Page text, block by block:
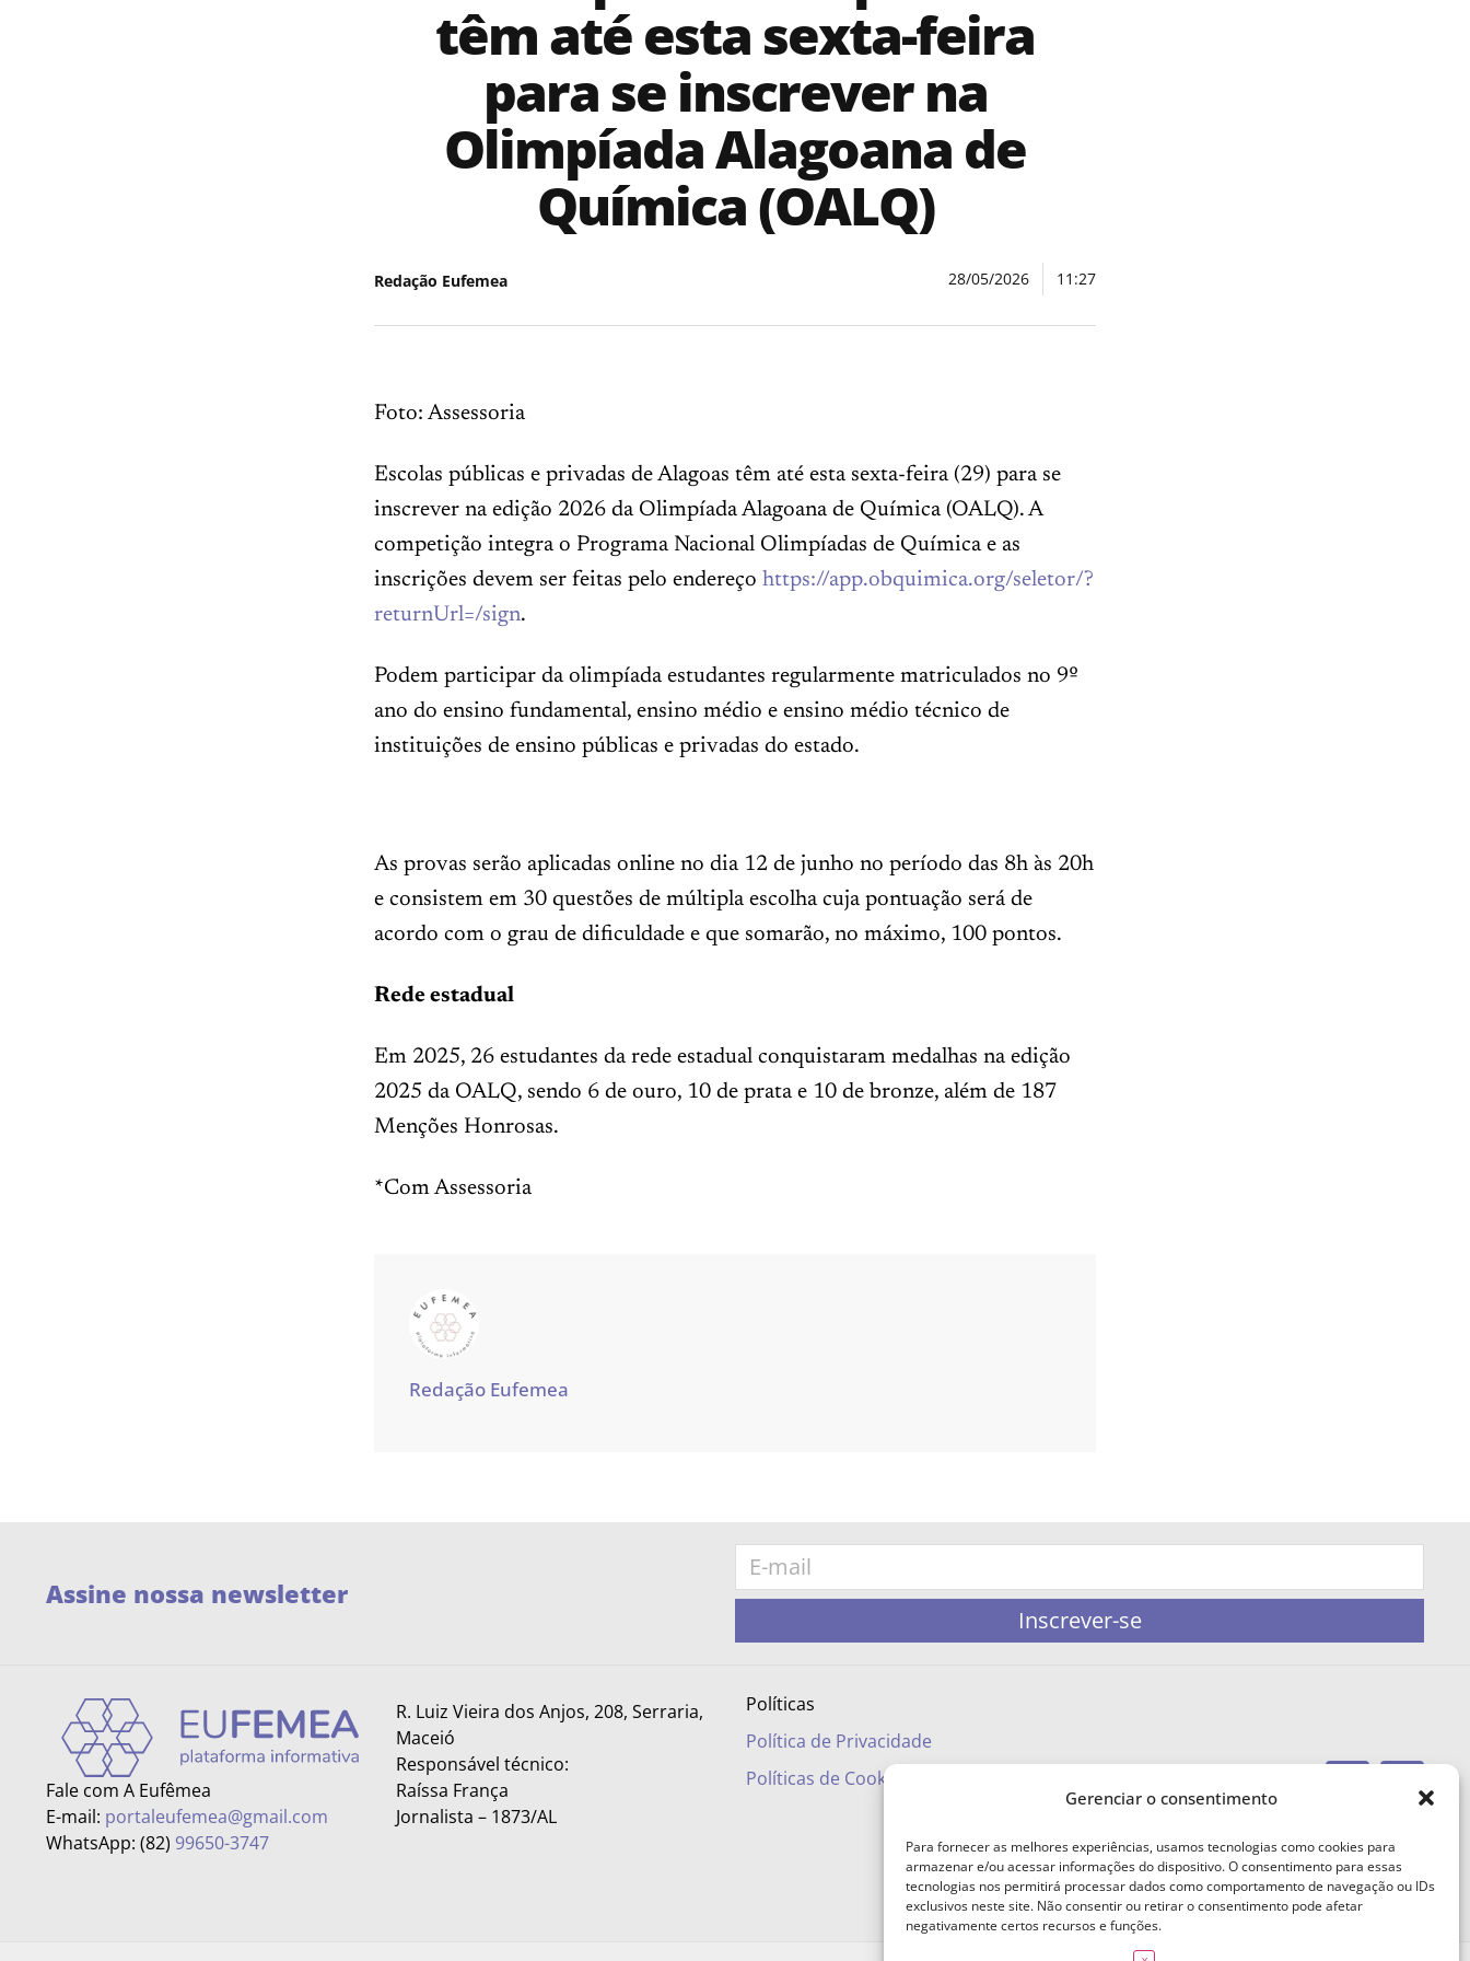
Gerenciar o consentimento
Para fornecer as melhores experiências, usamos tecnologias como cookies para
armazenar e/ou acessar informações do dispositivo. O consentimento para essas
tecnologias nos permitirá processar dados como comportamento de navegação ou IDs
exclusivos neste site. Não consentir ou retirar o consentimento pode afetar
negativamente certos recursos e funções.
têm até esta sexta-feira
para se inscrever na
Olimpíada Alagoana de
Química (OALQ)
Redação Eufemea 28/05/2026 11:27
Foto: Assessoria
Escolas públicas e privadas de Alagoas têm até esta sexta-feira (29) para se
inscrever na edição 2026 da Olimpíada Alagoana de Química (OALQ). A
competição integra o Programa Nacional Olimpíadas de Química e as
inscrições devem ser feitas pelo endereço https://app.obquimica.org/seletor/?
returnUrl=/sign.
Podem participar da olimpíada estudantes regularmente matriculados no 9º
ano do ensino fundamental, ensino médio e ensino médio técnico de
instituições de ensino públicas e privadas do estado.
As provas serão aplicadas online no dia 12 de junho no período das 8h às 20h
e consistem em 30 questões de múltipla escolha cuja pontuação será de
acordo com o grau de dificuldade e que somarão, no máximo, 100 pontos.
Rede estadual
Em 2025, 26 estudantes da rede estadual conquistaram medalhas na edição
2025 da OALQ, sendo 6 de ouro, 10 de prata e 10 de bronze, além de 187
Menções Honrosas.
*Com Assessoria
Redação Eufemea
Assine nossa newsletter
Inscrever-se
Fale com A Eufêmea
E-mail: portaleufemea@gmail.com
WhatsApp: (82) 99650-3747
R. Luiz Vieira dos Anjos, 208, Serraria,
Maceió
Responsável técnico:
Raíssa França
Jornalista – 1873/AL
Políticas
Política de Privacidade
Políticas de Cookies